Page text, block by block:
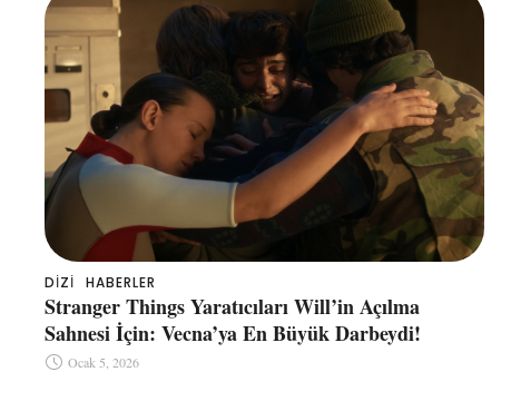
DIZI HABERLER
Stranger Things Yaratıcıları Will’in Açılma
Sahnesi İçin: Vecna’ya En Büyük Darbeydi!
Ocak 5, 2026